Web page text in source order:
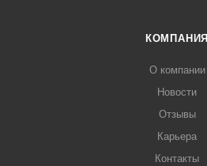
КОМПАНИЯ
О компании
Новости
Отзывы
Карьера
Контакты